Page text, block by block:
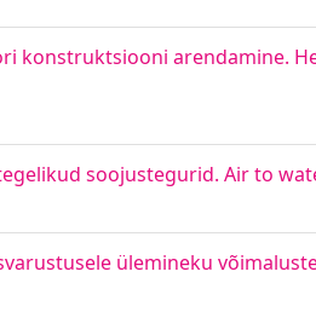
konstruktsiooni arendamine.
soojustegurid. Air to
ülemineku